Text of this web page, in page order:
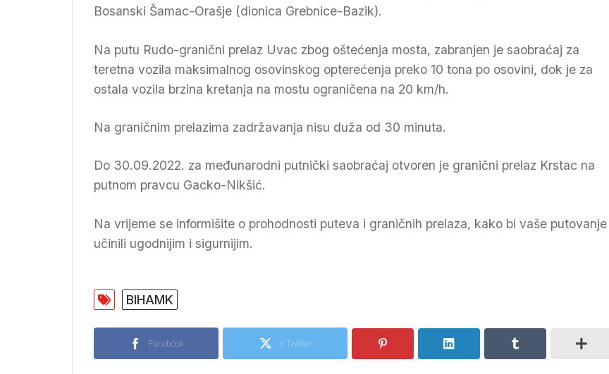
Bosanski Šamac-Orašje (dionica Grebnice-Bazik).
Na putu Rudo-granični prelaz Uvac zbog oštećenja mosta, zabranjen je saobraćaj za
teretna vozila maksimalnog osovinskog opterećenja preko 10 tona po osovini, dok je za
ostala vozila brzina kretanja na mostu ograničena na 20 km/h.
Na graničnim prelazima zadržavanja nisu duža od 30 minuta.
Do 30.09.2022. za međunarodni putnički saobraćaj otvoren je granični prelaz Krstac na
putnom pravcu Gacko-Nikšić.
Na vrijeme se informišite o prohodnosti puteva i graničnih prelaza, kako bi vaše putovanje
učinili ugodnijim i sigurnijim.
BIHAMK
Facebook X Twitter